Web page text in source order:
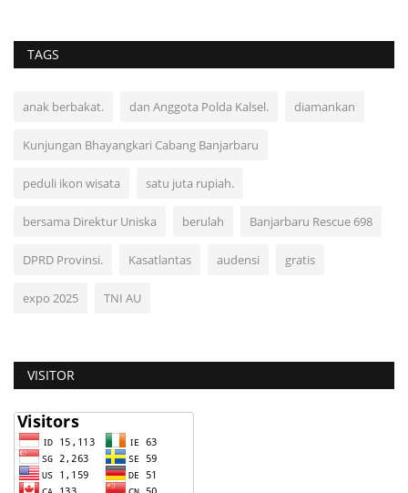
TAGS
anak berbakat. dan Anggota Polda Kalsel. diamankan
Kunjungan Bhayangkari Cabang Banjarbaru
peduli ikon wisata satu juta rupiah.
bersama Direktur Uniska berulah Banjarbaru Rescue 698
DPRD Provinsi. Kasatlantas audensi gratis
expo 2025 TNI AU
VISITOR